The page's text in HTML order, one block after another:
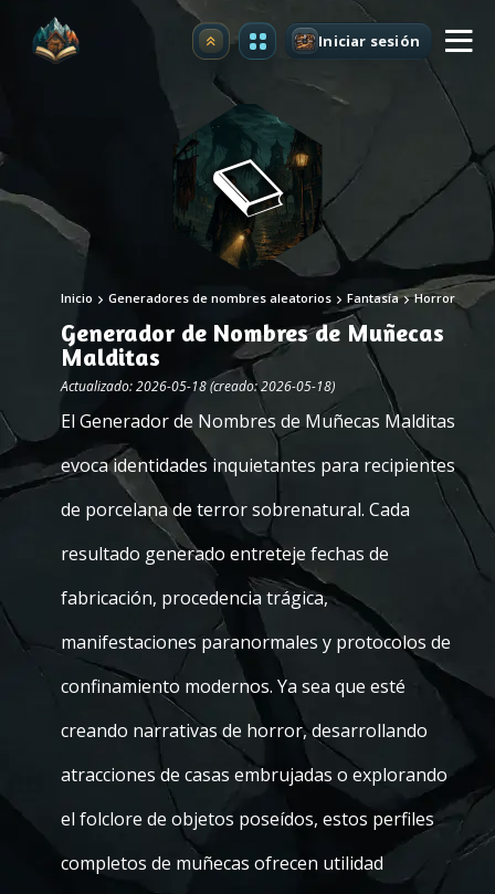
Mejorar Iniciar sesión
Inicio Generadores de nombres aleatorios Fantasía Horror
Generador de Nombres de Muñecas
Malditas
Actualizado: 2026-05-18 (creado: 2026-05-18)
El Generador de Nombres de Muñecas Malditas
evoca identidades inquietantes para recipientes
de porcelana de terror sobrenatural. Cada
resultado generado entreteje fechas de
fabricación, procedencia trágica,
manifestaciones paranormales y protocolos de
confinamiento modernos. Ya sea que esté
creando narrativas de horror, desarrollando
atracciones de casas embrujadas o explorando
el folclore de objetos poseídos, estos perfiles
completos de muñecas ofrecen utilidad